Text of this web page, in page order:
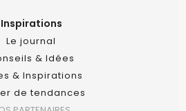
Inspirations
Le journal
& Idées
& Inspirations
de tendances